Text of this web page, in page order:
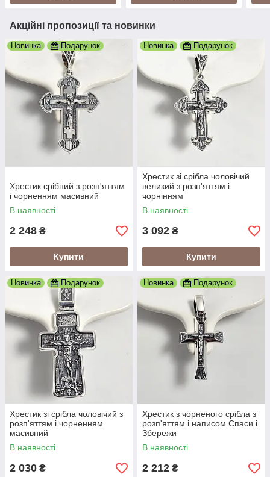
Акційні пропозиції та новинки
Новинка Подарунок
Хрестик срібний з розп'яттям
і чорненням масивний
В наявності
2 248 ₴
Купити
Новинка Подарунок
Хрестик зі срібла чоловічий
великий з розп'яттям і
чорнінням
В наявності
3 092 ₴
Купити
Новинка Подарунок
Хрестик зі срібла чоловічий з
розп'яттям і чорненням
масивний
В наявності
2 030 ₴
Новинка Подарунок
Хрестик з чорненого срібла з
розп'яттям і написом Спаси і
Збережи
В наявності
2 212 ₴